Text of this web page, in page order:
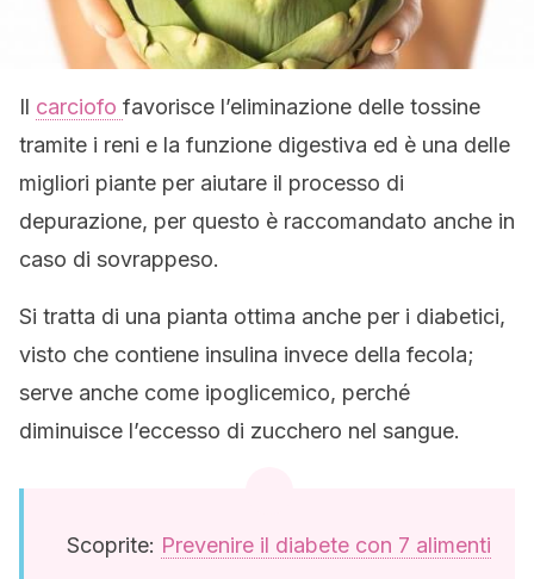
Il carciofo favorisce l’eliminazione delle tossine
tramite i reni e la funzione digestiva ed è una delle
migliori piante per aiutare il processo di
depurazione, per questo è raccomandato anche in
caso di sovrappeso.
Si tratta di una pianta ottima anche per i diabetici,
visto che contiene insulina invece della fecola;
serve anche come ipoglicemico, perché
diminuisce l’eccesso di zucchero nel sangue.
Scoprite: Prevenire il diabete con 7 alimenti